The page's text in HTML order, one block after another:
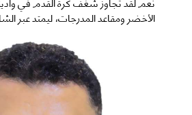
الأخضر ومقاعد المدرجات، ليمتد عبر